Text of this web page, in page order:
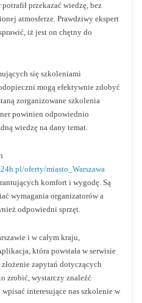
przekazać wiedzę, bez
atmosferze. Prawdziwy ekspert
iż jest on chętny do
się szkoleniami
mogą efektywnie zdobyć
zorganizowane szkolenia
powinien odpowiednio
wiedzę na dany temat.
oferty/miasto_Warszawa
komfort i wygodę. Są
wymagania organizatorów a
odpowiedni sprzęt.
i w całym kraju,
która powstała w serwisie
zapytań dotyczących
zrobić, wystarczy znaleźć
interesujące nas szkolenie w